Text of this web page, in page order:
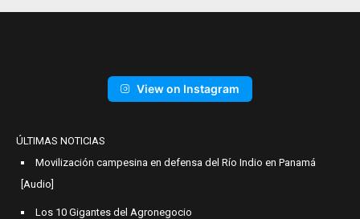
View on Instagram
ÚLTIMAS NOTICIAS
Movilización campesina en defensa del Río Indio en Panamá
[Audio]
Los 10 Gigantes del Agronegocio